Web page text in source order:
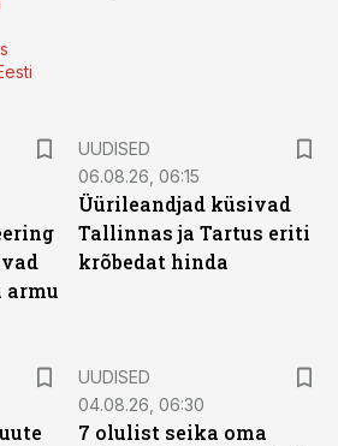
armu
UUDISED
06.08.26, 06:15
Üürileandjad küsivad
Tallinnas ja Tartus eriti
krõbedat hinda
UUDISED
04.08.26, 06:30
7 olulist seika oma